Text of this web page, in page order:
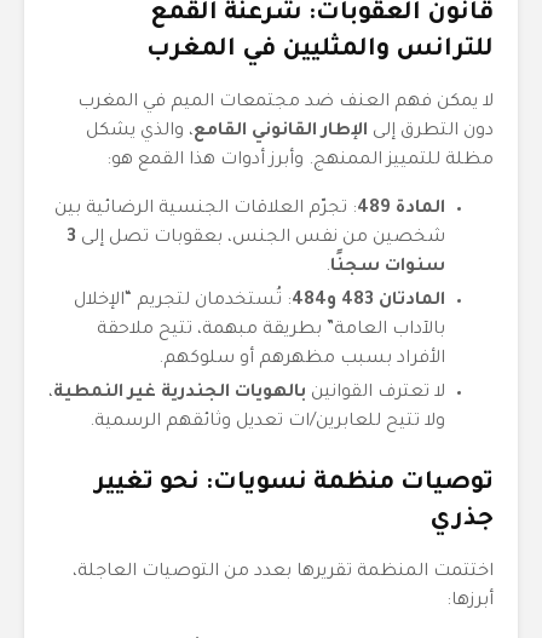
قانون العقوبات: شرعنة القمع
للترانس والمثليين في المغرب
لا يمكن فهم العنف ضد مجتمعات الميم في المغرب
دون التطرق إلى الإطار القانوني القامع، والذي يشكل
مظلة للتمييز الممنهج. وأبرز أدوات هذا القمع هو:
المادة 489
: تجرّم العلاقات الجنسية الرضائية بين
شخصين من نفس الجنس، بعقوبات تصل إلى 3
سنوات سجنًا.
المادتان 483 و484
: تُستخدمان لتجريم “الإخلال
بالآداب العامة” بطريقة مبهمة، تتيح ملاحقة
الأفراد بسبب مظهرهم أو سلوكهم.
لا تعترف القوانين بالهويات الجندرية غير النمطية،
ولا تتيح للعابرين/ات تعديل وثائقهم الرسمية.
توصيات منظمة نسويات: نحو تغيير
جذري
اختتمت المنظمة تقريرها بعدد من التوصيات العاجلة،
أبرزها: